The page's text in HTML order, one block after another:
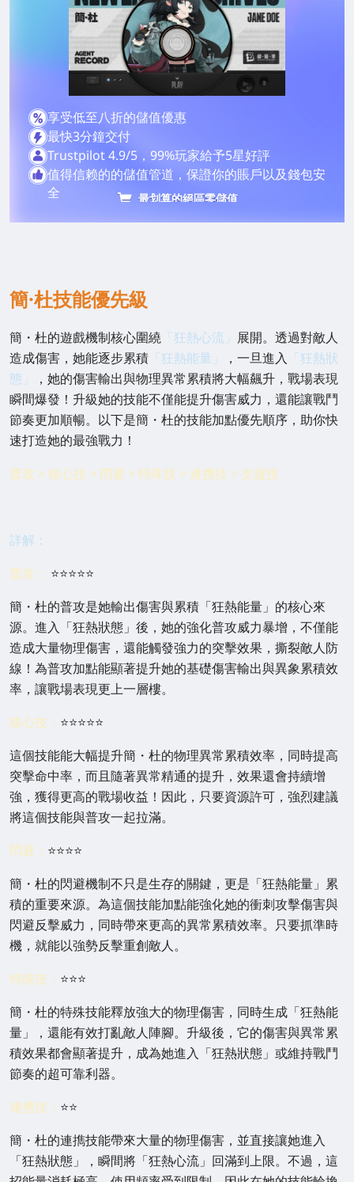
享受低至八折的儲值優惠
最快3分鐘交付
Trustpilot 4.9/5，99%玩家給予5星好評
值得信赖的的儲值管道，保證你的賬戶以及錢包安
全
最划算的絕區零儲值
簡·杜技能優先級
簡・杜的遊戲機制核心圍繞 「狂熱心流」 展開。透過對敵人
造成傷害，她能逐步累積 「狂熱能量」 ，一旦進入 「狂熱狀
態」
，她的傷害輸出與物理異常累積將大幅飆升，戰場表現
瞬間爆發！升級她的技能不僅能提升傷害威力，還能讓戰鬥
節奏更加順暢。以下是簡・杜的技能加點優先順序，助你快
速打造她的最強戰力！
普攻 > 核心技 > 閃避 > 特殊技 > 連携技 > 支援技
詳解：
普攻： ⭐⭐⭐⭐⭐
簡・杜的普攻是她輸出傷害與累積「狂熱能量」的核心來
源。進入「狂熱狀態」後，她的強化普攻威力暴增，不僅能
造成大量物理傷害，還能觸發強力的突擊效果，撕裂敵人防
線！為普攻加點能顯著提升她的基礎傷害輸出與異象累積效
率，讓戰場表現更上一層樓。
核心技： ⭐⭐⭐⭐⭐
這個技能能大幅提升簡・杜的物理異常累積效率，同時提高
突擊命中率，而且隨著異常精通的提升，效果還會持續增
強，獲得更高的戰場收益！因此，只要資源許可，強烈建議
將這個技能與普攻一起拉滿。
閃避： ⭐⭐⭐⭐
簡・杜的閃避機制不只是生存的關鍵，更是「狂熱能量」累
積的重要來源。為這個技能加點能強化她的衝刺攻擊傷害與
閃避反擊威力，同時帶來更高的異常累積效率。只要抓準時
機，就能以強勢反擊重創敵人。
特殊技： ⭐⭐⭐
簡・杜的特殊技能釋放強大的物理傷害，同時生成「狂熱能
量」，還能有效打亂敵人陣腳。升級後，它的傷害與異常累
積效果都會顯著提升，成為她進入「狂熱狀態」或維持戰鬥
節奏的超可靠利器。
連携技： ⭐⭐
簡・杜的連擕技能帶來大量的物理傷害，並直接讓她進入
「狂熱狀態」，瞬間將「狂熱心流」回滿到上限。不過，這